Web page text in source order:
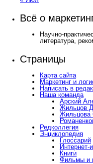
Всё о
Научно-
литература,
Страницы
Карта сайта
Маркетинг и
Написать в
Наша команда
Арский
Жильцов
Жильцова
Редколлегия
Энциклопедия
Глоссарий
Интернет-
Книги
Фильмы и